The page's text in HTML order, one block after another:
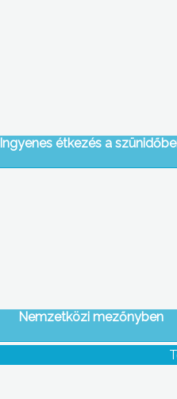
Ingyenes étkezés a
Nemzetközi mezőnyben